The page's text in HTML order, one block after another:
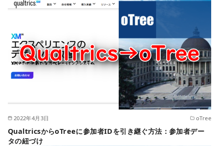
2022年4月3日 oTree
QualtricsからoTreeに参加者IDを引き継ぐ方法：参加者デー
タの紐づけ